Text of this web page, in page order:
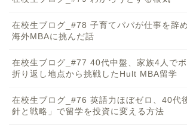
在校生ブログ_#78 子育てパパが仕事を辞
海外MBAに挑んだ話
在校生ブログ_#77 40代中盤、家族4人で
折り返し地点から挑戦したHult MBA留学
在校生ブログ_#76 英語力ほぼゼロ、40代
針と戦略」で留学を投資に変える方法